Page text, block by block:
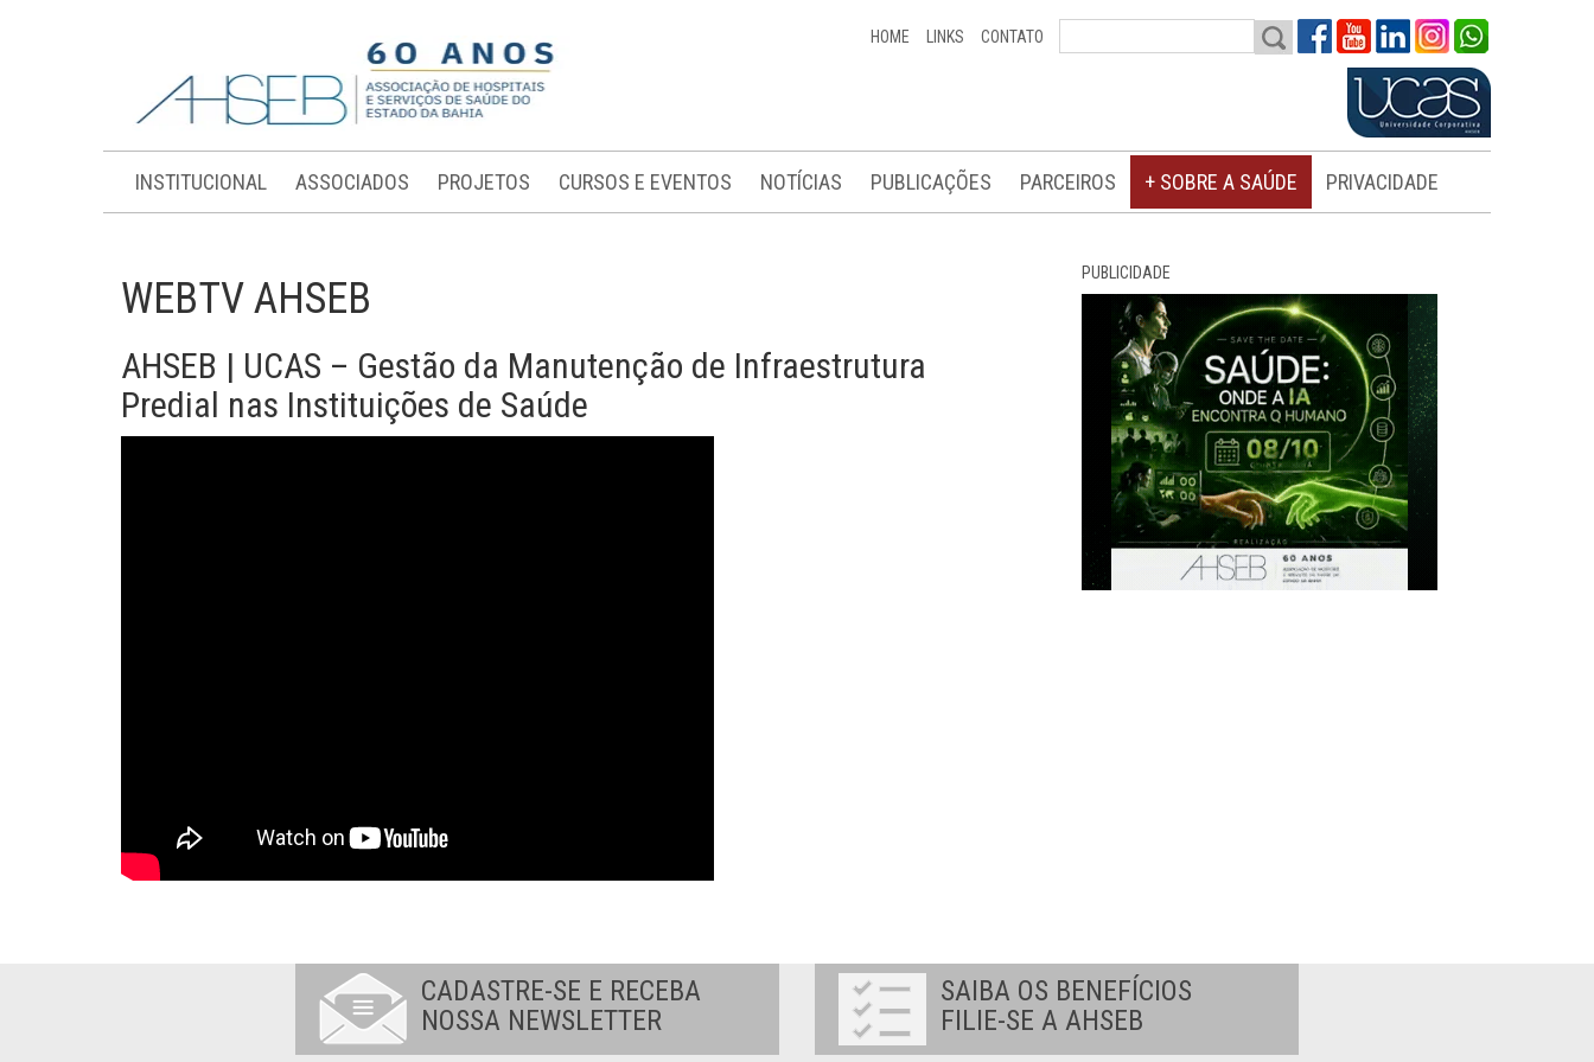
HOME LINKS CONTATO
INSTITUCIONAL ASSOCIADOS PROJETOS CURSOS E EVENTOS NOTÍCIAS PUBLICAÇÕES PARCEIROS + SOBRE A SAÚDE PRIVACIDADE
WEBTV AHSEB
AHSEB | UCAS – Gestão da Manutenção de Infraestrutura
Predial nas Instituições de Saúde
PUBLICIDADE
CADASTRE-SE E RECEBA
NOSSA NEWSLETTER
SAIBA OS BENEFÍCIOS
FILIE-SE A AHSEB